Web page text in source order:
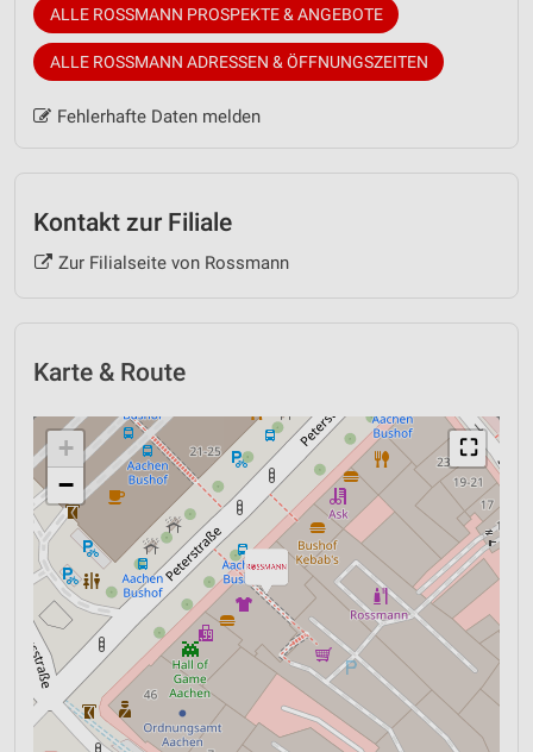
ALLE ROSSMANN PROSPEKTE & ANGEBOTE
ALLE ROSSMANN ADRESSEN & ÖFFNUNGSZEITEN
Fehlerhafte Daten melden
Kontakt zur Filiale
Zur Filialseite von Rossmann
Karte & Route
⛶
+
−